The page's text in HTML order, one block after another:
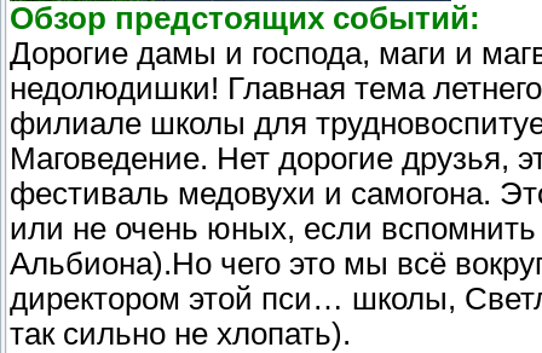
Обзор предстоящих событий:
Дорогие дамы и господа, маги и
недолюдишки! Главная тема
филиале школы для
Маговедение. Нет дорогие друзья,
фестиваль медовухи и самогона.
или не очень юных, если
Альбиона).Но чего это мы всё
директором этой пси… школы,
так сильно не хлопать).